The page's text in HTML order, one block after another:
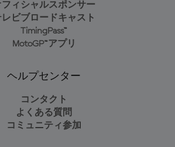
フィシャルスポンサー
レビブロードキャスト
TimingPass™
MotoGP™アプリ
ヘルプセンター
コンタクト
よくある質問
コミュニティ参加